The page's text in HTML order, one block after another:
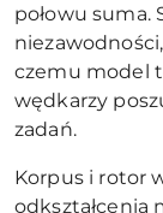
połowu suma.
czemu model
wędkarzy
zadań.
Korpus i rotor
odkształcenia